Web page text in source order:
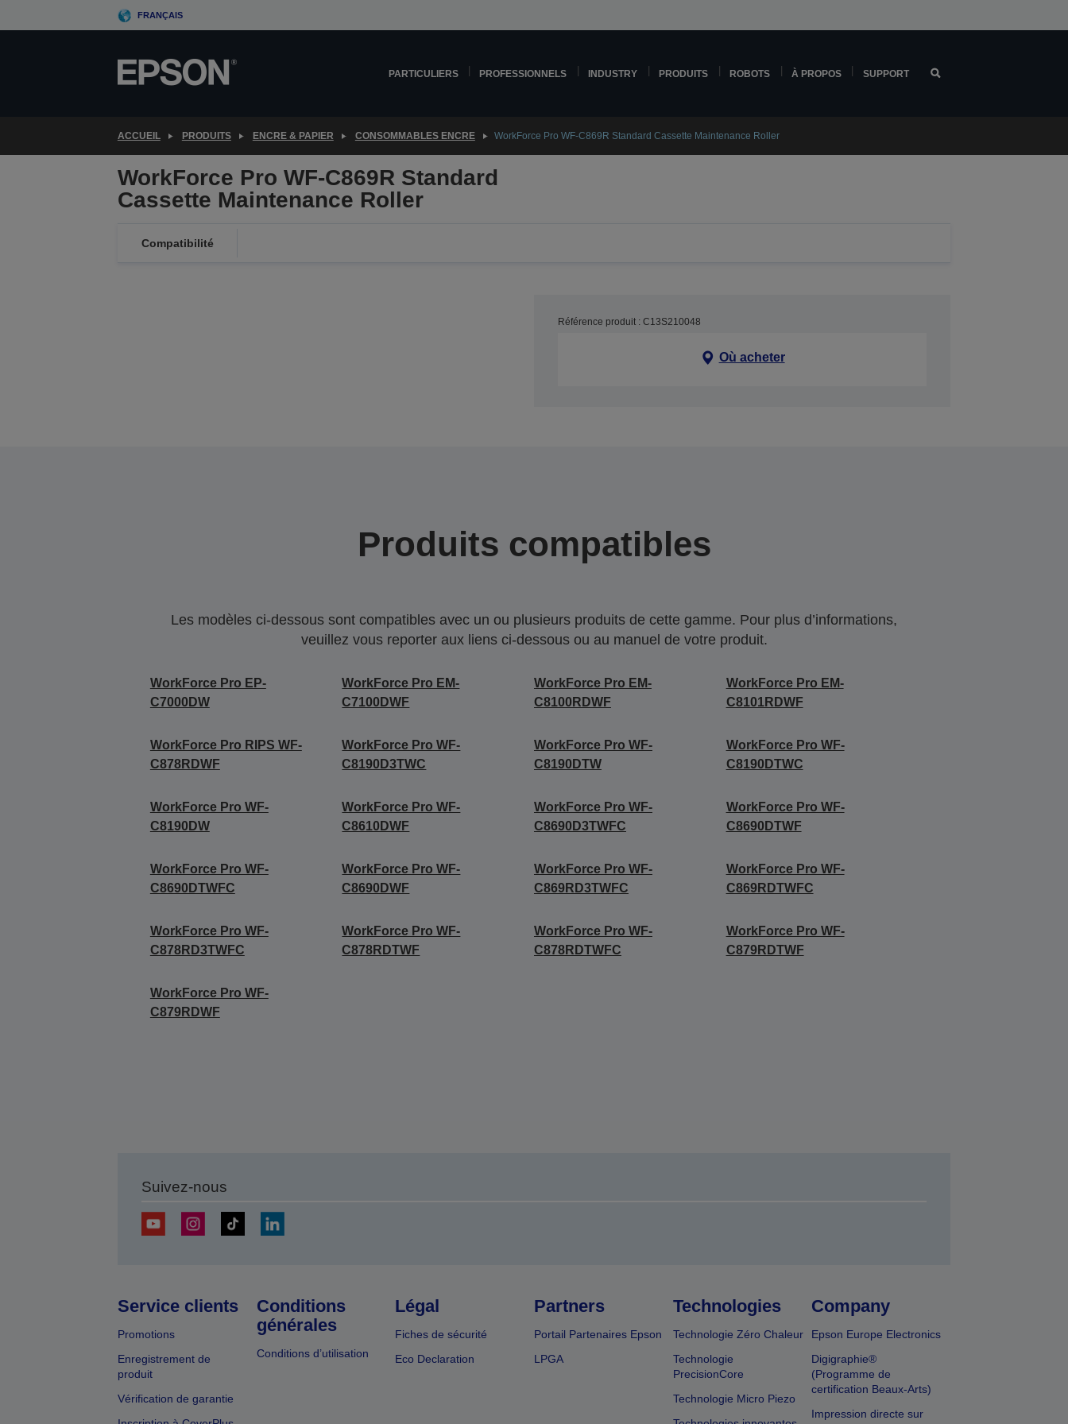
to
FRANÇAIS
PARTICULIERS PROFESSIONNELS INDUSTRY PRODUITS ROBOTS À PROPOS SUPPORT
ACCUEIL PRODUITS ENCRE & PAPIER CONSOMMABLES ENCRE WorkForce Pro WF-C869R Standard Cassette Maintenance Roller
WorkForce Pro WF-C869R Standard
Cassette Maintenance Roller
Compatibilité
Référence produit : C13S210048
Où acheter
Produits compatibles
Les modèles ci-dessous sont compatibles avec un ou plusieurs produits de cette gamme. Pour plus d’informations,
veuillez vous reporter aux liens ci-dessous ou au manuel de votre produit.
WorkForce Pro EP-
C7000DW
WorkForce Pro EM-
C7100DWF
WorkForce Pro EM-
C8100RDWF
WorkForce Pro EM-
C8101RDWF
WorkForce Pro RIPS WF-
C878RDWF
WorkForce Pro WF-
C8190D3TWC
WorkForce Pro WF-
C8190DTW
WorkForce Pro WF-
C8190DTWC
WorkForce Pro WF-
C8190DW
WorkForce Pro WF-
C8610DWF
WorkForce Pro WF-
C8690D3TWFC
WorkForce Pro WF-
C8690DTWF
WorkForce Pro WF-
C8690DTWFC
WorkForce Pro WF-
C8690DWF
WorkForce Pro WF-
C869RD3TWFC
WorkForce Pro WF-
C869RDTWFC
WorkForce Pro WF-
C878RD3TWFC
WorkForce Pro WF-
C878RDTWF
WorkForce Pro WF-
C878RDTWFC
WorkForce Pro WF-
C879RDTWF
WorkForce Pro WF-
C879RDWF
Suivez-nous
Service clients
Promotions
Enregistrement de
produit
Vérification de garantie
Conditions
générales
Conditions d’utilisation
Légal
Fiches de sécurité
Eco Declaration
Partners
Portail Partenaires Epson
LPGA
Technologies
Technologie Zéro Chaleur
Technologie
PrecisionCore
Technologie Micro Piezo
Company
Epson Europe Electronics
Digigraphie®
(Programme de
certification Beaux-Arts)
Impression directe sur